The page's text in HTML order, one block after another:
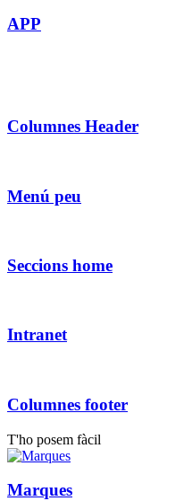
APP
Columnes Header
Menú peu
Seccions home
Intranet
Columnes footer
T'ho posem fàcil
Marques